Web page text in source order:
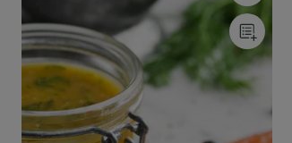
JULGODIS
SENAPSILL
JULKORV
JULMAT
JULOST
JULKÖTTBULLAR